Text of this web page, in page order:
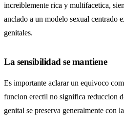
increiblemente rica y multifacetica,
anclado a un modelo sexual centrado
genitales.
La sensibilidad se mantiene
Es importante aclarar un equivoco
funcion erectil no significa reduccion
genital se preserva generalmente con